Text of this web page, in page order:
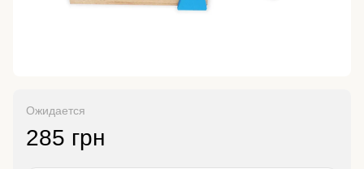
Ожидается
285 грн